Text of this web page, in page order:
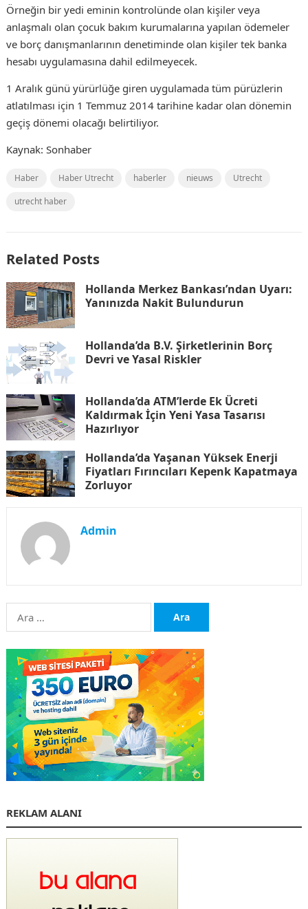
Örneğin bir yedi eminin kontrolünde olan kişiler veya
anlaşmalı olan çocuk bakım kurumalarına yapılan ödemeler
ve borç danışmanlarının denetiminde olan kişiler tek banka
hesabı uygulamasına dahil edilmeyecek.
1 Aralık günü yürürlüğe giren uygulamada tüm pürüzlerin
atlatılması için 1 Temmuz 2014 tarihine kadar olan dönemin
geçiş dönemi olacağı belirtiliyor.
Kaynak: Sonhaber
Haber Haber Utrecht haberler nieuws
Utrecht
utrecht haber
Related Posts
Hollanda Merkez Bankası’ndan Uyarı:
Yanınızda Nakit Bulundurun
Hollanda’da B.V. Şirketlerinin Borç
Devri ve Yasal Riskler
Hollanda’da ATM’lerde Ek Ücreti
Kaldırmak İçin Yeni Yasa Tasarısı
Hazırlıyor
Hollanda’da Yaşanan Yüksek Enerji
Fiyatları Fırıncıları Kepenk Kapatmaya
Zorluyor
Admin
Arama:
REKLAM ALANI